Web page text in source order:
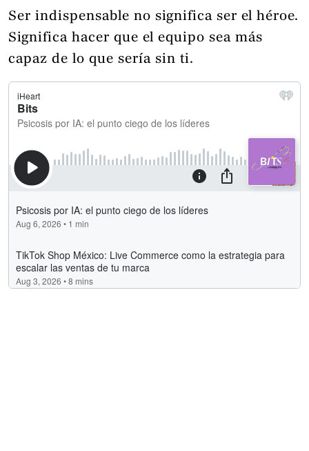
Ser indispensable no significa ser el héroe.
Significa hacer que el equipo sea más
capaz de lo que sería sin ti.